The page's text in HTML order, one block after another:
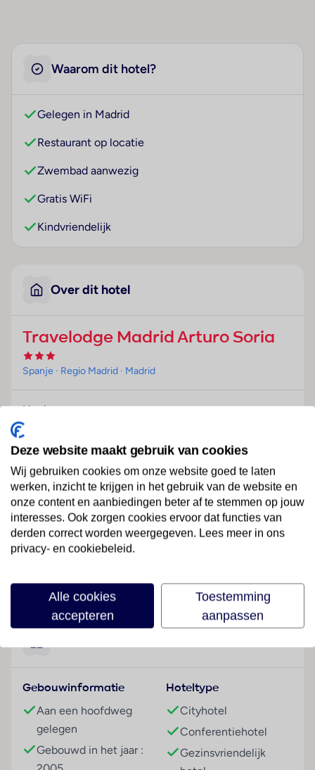
Waarom dit hotel?
Gelegen in Madrid
Restaurant op locatie
Zwembad aanwezig
Gratis WiFi
Kindvriendelijk
Over dit hotel
Travelodge Madrid Arturo Soria
Spanje · Regio Madrid · Madrid
Ligging
Dit aantrekkelijke stadshotel bevindt zich in de buurt
van het belangrijkste zakencentrum van de regiof
Restaurants, bars en mogelijkheden om te winkelen
zijn in de directe omgeving van het hotel te vinden,
evenals een openbaar vervoerhalte. U hebt vanaf het
hotel een gemakkelijke verbinding met de binnenstad
van Madrid en de luchthaven van Madrid. Ook de
snelwegen A2 en M30 liggen dichtbij.
De 74 niet-rokerskamers zijn verdeeld over 4
verdiepingen en zijn met een lift bereikbaar. Engels-
en Franstalig personeel bij de receptie in de
hotel. In het verblijf is Wi-Fi verkrijgbaar. Het hotel
beschikt over verschillende faciliteiten die voor
gehandicapten toegankelijk zijn. Het hotel beschikt
over faciliteiten voor rolstoelgebruikers. Tot de
overige voorzieningen van het verblijf behoort een
Gebouwinformatie
Aan een hoofdweg
gelegen
Gebouwd in het jaar :
Hoteltype
Cityhotel
Conferentiehotel
Gezinsvriendelijk
Deze website maakt gebruik van cookies
Wij gebruiken cookies om onze website goed te laten
werken, inzicht te krijgen in het gebruik van de website en
onze content en aanbiedingen beter af te stemmen op jouw
interesses. Ook zorgen cookies ervoor dat functies van
derden correct worden weergegeven. Lees meer in ons
privacy- en cookiebeleid.
Alle cookies
accepteren
Toestemming
aanpassen